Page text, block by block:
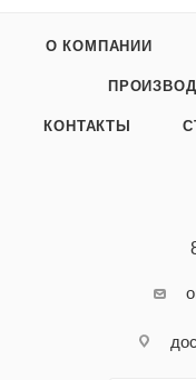
О КОМПАНИИ
КОНТАКТЫ